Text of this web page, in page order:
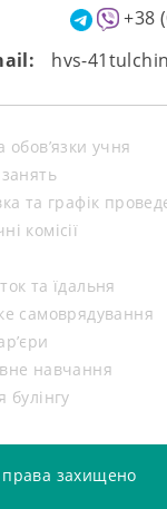
+38
hvs-
обов’язки учня
та графік
комісії
та їдальня
самоврядування
навчання
булінгу
права захищено